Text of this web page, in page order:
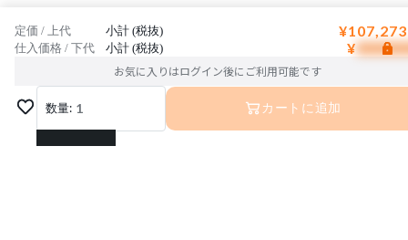
定価 / 上代 小計 (税抜)
仕入価格 / 下代 小計 (税抜) ¥
お気に入りはログイン後にご利用可能です
数量: 1
1
カートに追加